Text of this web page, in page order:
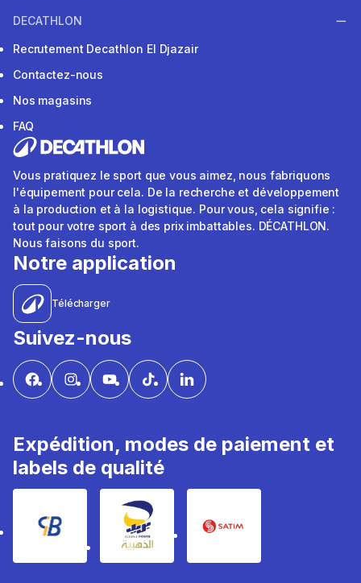
DECATHLON
Recrutement Decathlon El Djazair
Contactez-nous
Nos magasins
FAQ
Vous pratiquez le sport que vous aimez, nous fabriquons
l'équipement pour cela. De la recherche et développement
à la production et à la logistique. Pour vous, cela signifie :
tout pour votre sport à des prix imbattables. DÉCATHLON.
Nous faisons du sport.
Notre application
Télécharger
Suivez-nous
Expédition, modes de paiement et
labels de qualité